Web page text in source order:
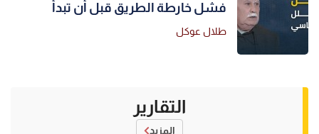
فشل خارطة الطريق قبل أن تبدأ
طلال عوكل
التقارير
المزيد